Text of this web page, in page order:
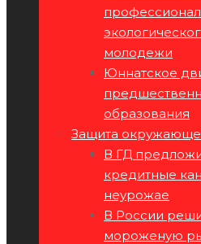
молодежи
Юннатское
образования
Защита
В ГД
кредитные
неурожае
В России
мороженую